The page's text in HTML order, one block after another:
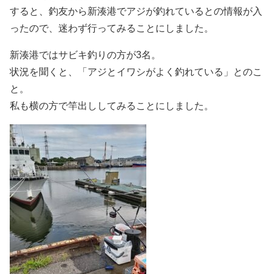
すると、釣友から新湊港でアジが釣れているとの情報が入
ったので、迷わず行ってみることにしました。
新湊港ではサビキ釣りの方が3名。
状況を聞くと、「アジとイワシがよく釣れている」とのこ
と。
私も横の方で竿出ししてみることにしました。